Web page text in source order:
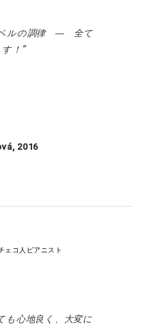
ベルの調律 ― 全て
！
2016
ェコ人ピアニスト
も心地良く、大変に